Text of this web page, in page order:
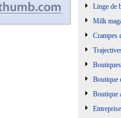
Linge de
Milk
Crampes
Boutique
Boutique